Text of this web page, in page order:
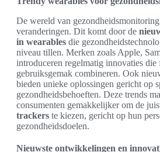
De wereld van
veranderingen. Dit komt door de
in wearables die
niveau tillen. Merken zoals Apple,
introduceren regelmatig innovaties
gebruiksgemak combineren. Ook
bieden unieke oplossingen gericht op
gezondheidsbehoeften. Deze trends
consumenten gemakkelijker om de
trackers te kiezen, gericht op hun
gezondheidsdoelen.
Nieuwste ontwikkelingen en